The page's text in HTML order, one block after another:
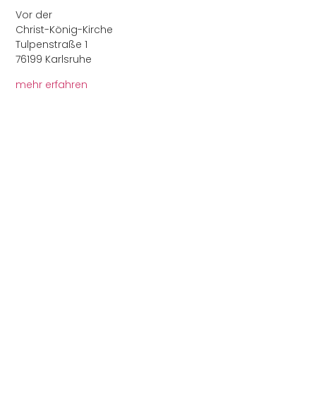
Vor der
Christ-König-Kirche
Tulpenstraße 1
76199 Karlsruhe
mehr erfahren